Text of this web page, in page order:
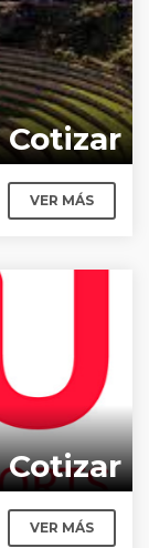
Cotizar
VER MÁS
Cotizar
VER MÁS